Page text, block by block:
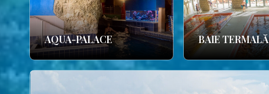
AQUA-PALACE BAIE TERMALĂ